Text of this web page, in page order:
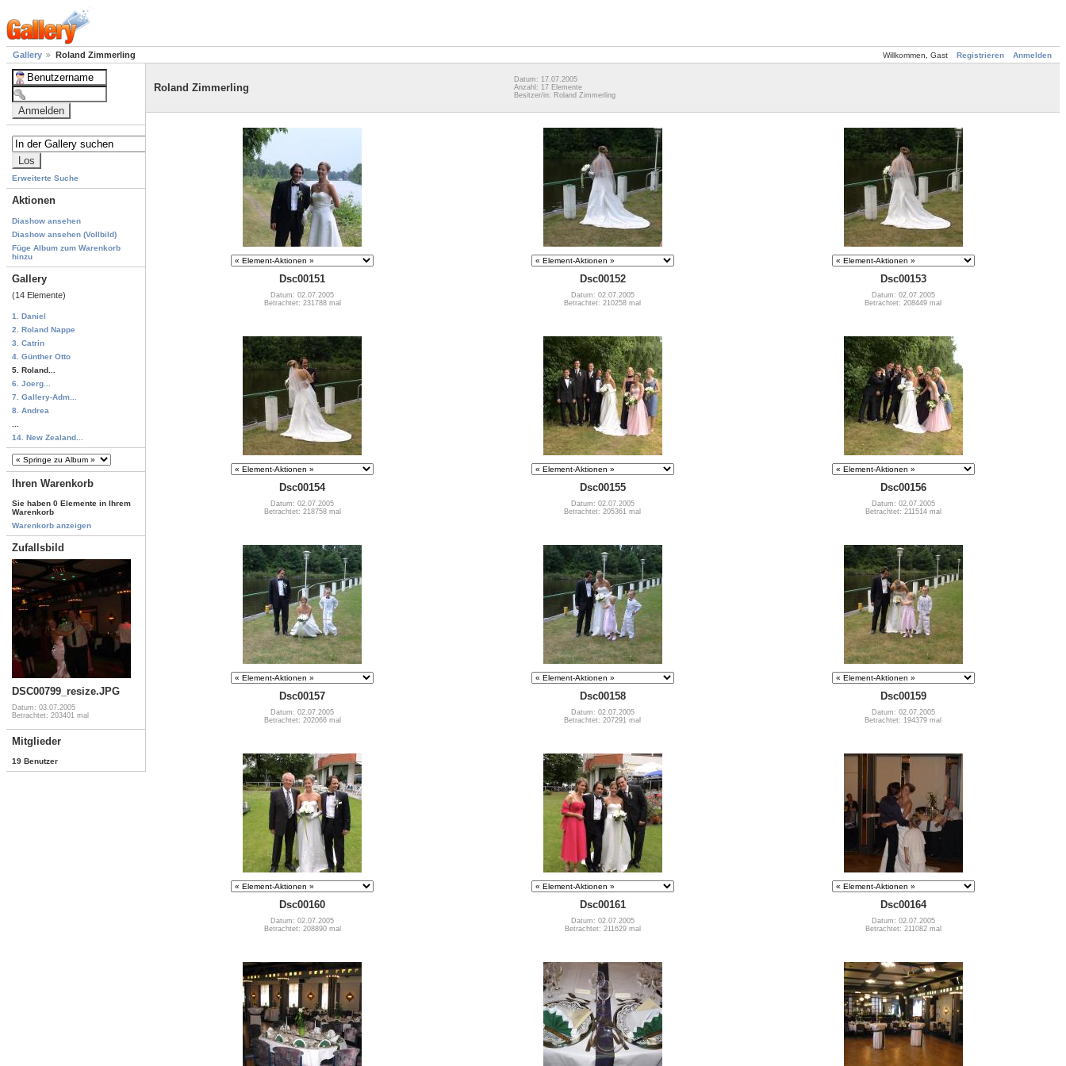
Willkommen, Gast Registrieren Anmelden
Gallery Roland Zimmerling
Erweiterte Suche
Aktionen
Diashow ansehen
Diashow ansehen (Vollbild)
Füge Album zum Warenkorb
hinzu
Gallery
(14 Elemente)
1. Daniel
2. Roland Nappe
3. Catrin
4. Günther Otto
5. Roland...
6. Joerg...
7. Gallery-Adm...
8. Andrea
14. New Zealand...
Ihren Warenkorb
Sie haben 0 Elemente in Ihrem
Warenkorb
Warenkorb anzeigen
Zufallsbild
DSC00799_resize.JPG
Datum: 03.07.2005
Betrachtet: 203401 mal
Mitglieder
19 Benutzer
Roland Zimmerling
Datum: 17.07.2005
Anzahl: 17 Elemente
Besitzer/in: Roland Zimmerling
Dsc00151
Datum: 02.07.2005
Betrachtet: 231788 mal
Dsc00152
Datum: 02.07.2005
Betrachtet: 210258 mal
Dsc00153
Datum: 02.07.2005
Betrachtet: 208449 mal
Dsc00154
Datum: 02.07.2005
Betrachtet: 218758 mal
Dsc00155
Datum: 02.07.2005
Betrachtet: 205361 mal
Dsc00156
Datum: 02.07.2005
Betrachtet: 211514 mal
Dsc00157
Datum: 02.07.2005
Betrachtet: 202066 mal
Dsc00158
Datum: 02.07.2005
Betrachtet: 207291 mal
Dsc00159
Datum: 02.07.2005
Betrachtet: 194379 mal
Dsc00160
Datum: 02.07.2005
Betrachtet: 208890 mal
Dsc00161
Datum: 02.07.2005
Betrachtet: 211629 mal
Dsc00164
Datum: 02.07.2005
Betrachtet: 211082 mal